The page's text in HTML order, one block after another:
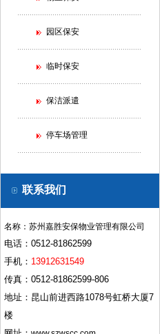
园区保安
临时保安
保洁派遣
停车场管理
联系我们
名称：苏州嘉胜安保物业管理有限公司
电话：0512-81862599
手机： 13912631549
传真：0512-81862599-806
地址：昆山前进西路1078号虹桥大厦7
楼